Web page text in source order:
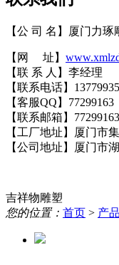
【公 司 名】 厦门力琢
【网 址】
【联 系 人】李经理
【联系电话】
【客服QQ】77299163
【联系邮箱】
【工厂地址】厦门市
【公司地址】厦门市
吉祥物雕塑
您的位置： 首页 > 产